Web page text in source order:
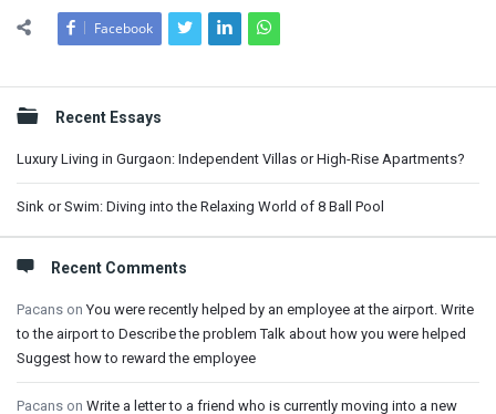
Facebook
Sidebar
Recent Essays
Luxury Living in Gurgaon: Independent Villas or High-Rise Apartments?
Sink or Swim: Diving into the Relaxing World of 8 Ball Pool
Recent Comments
Pacans onYou were recently helped by an employee at the airport. Write
to the airport to Describe the problem Talk about how you were helped
Suggest how to reward the employee
Pacans on Write a letter to a friend who is currently moving into a new